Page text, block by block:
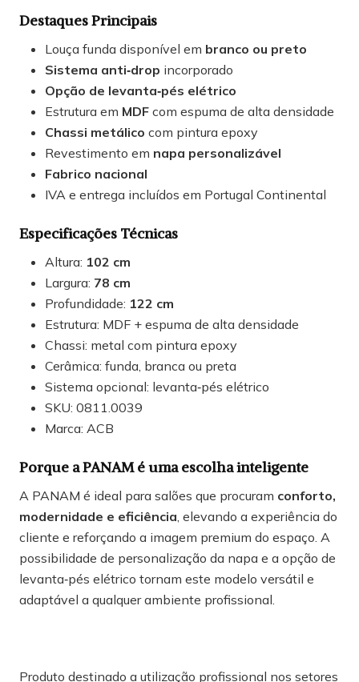
Destaques Principais
Louça funda disponível em branco ou preto
Sistema anti‑drop incorporado
Opção de levanta‑pés elétrico
Estrutura em MDF com espuma de alta densidade
Chassi metálico com pintura epoxy
Revestimento em napa personalizável
Fabrico nacional
IVA e entrega incluídos em Portugal Continental
Especificações Técnicas
Altura: 102 cm
Largura: 78 cm
Profundidade: 122 cm
Estrutura: MDF + espuma de alta densidade
Chassi: metal com pintura epoxy
Cerâmica: funda, branca ou preta
Sistema opcional: levanta‑pés elétrico
SKU: 0811.0039
Marca: ACB
Porque a PANAM é uma escolha inteligente
A PANAM é ideal para salões que procuram conforto,
modernidade e eficiência, elevando a experiência do
cliente e reforçando a imagem premium do espaço. A
possibilidade de personalização da napa e a opção de
levanta‑pés elétrico tornam este modelo versátil e
adaptável a qualquer ambiente profissional.
Produto destinado a utilização profissional nos setores